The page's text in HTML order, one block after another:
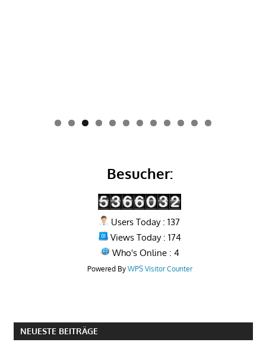
0 1 2
Besucher:
Users Today : 137
Views Today : 174
Who's Online : 4
Powered By WPS Visitor Counter
NEUESTE BEITRÄGE